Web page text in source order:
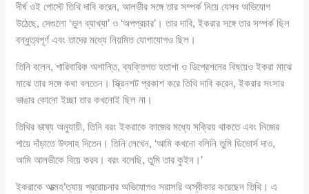
দীর্ঘ ওই পোস্টে তিথি দাবি করেন, আলভীর সঙ্গে তার সম্পর্ক নিয়ে যেসব অভিযোগ
উঠেছে, সেগুলো ‘ভুল ব্যাখ্যা’ ও ‘অপপ্রচার’। তার দাবি, ইকরার সঙ্গে তার সম্পর্ক ছিল
বন্ধুত্বপূর্ণ এবং তাদের মধ্যে নিয়মিত যোগাযোগও ছিল।
তিনি বলেন, পারিবারিক অশান্তি, ব্যক্তিগত হতাশা ও ডিপ্রেশনের বিষয়েও ইকরা মাঝে
মাঝে তার সঙ্গে কথা বলতেন। স্ক্রিনশট প্রকাশ করে তিথি দাবি করেন, ইকরার সংসার
ভাঙার কোনো ইচ্ছা তার কখনোই ছিল না।
তিথির ভাষ্য অনুযায়ী, তিনি বরং ইকরাকে কাজের মধ্যে সক্রিয় থাকতে এবং নিজের
পায়ে দাঁড়াতে উৎসাহ দিতেন। তিনি লেখেন, ‘আমি কখনো বলিনি তুমি ডিভোর্স দাও,
আমি আলভীকে বিয়ে করব। বরং বলেছি, তুমি তার কুইন।’
ইকরাকে আত্মহ’ত্যায় প্ররোচনার অভিযোগও সরাসরি অস্বীকার করেছেন তিথি। এ